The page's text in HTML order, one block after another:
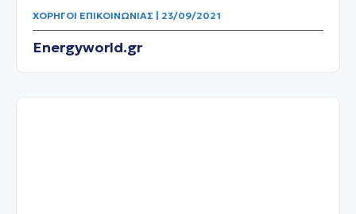
ΧΟΡΗΓΟΊ ΕΠΙΚΟΙΝΩΝΊΑΣ | 23/09/2021
Energyworld.gr